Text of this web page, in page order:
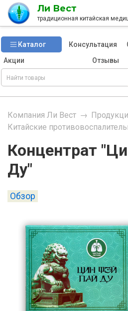
Ли Вест
традиционная китайская
Каталог Консультация
Акции
Отзывы
Компания Ли Вест →
Китайские
Концентрат
Ду"
Обзор